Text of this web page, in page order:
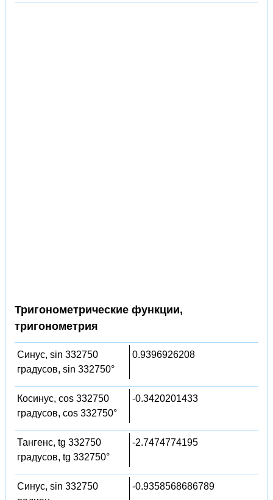
Тригонометрические функции,
тригонометрия
Синус, sin 332750
градусов, sin 332750°
0.9396926208
Косинус, cos 332750
градусов, cos 332750°
-0.3420201433
Тангенс, tg 332750
градусов, tg 332750°
-2.7474774195
Синус, sin 332750
-0.9358568686789